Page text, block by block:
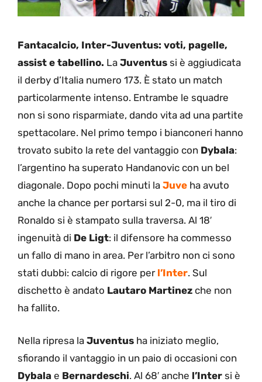
Fantacalcio, Inter-Juventus: voti, pagelle,
assist e tabellino. La Juventus si è aggiudicata
il derby d’Italia numero 173. È stato un match
particolarmente intenso. Entrambe le squadre
non si sono risparmiate, dando vita ad una partite
spettacolare. Nel primo tempo i bianconeri hanno
trovato subito la rete del vantaggio con Dybala:
l’argentino ha superato Handanovic con un bel
diagonale. Dopo pochi minuti la Juve ha avuto
anche la chance per portarsi sul 2-0, ma il tiro di
Ronaldo si è stampato sulla traversa. Al 18′
ingenuità di De Ligt: il difensore ha commesso
un fallo di mano in area. Per l’arbitro non ci sono
stati dubbi: calcio di rigore per l’Inter. Sul
dischetto è andato Lautaro Martinez che non
ha fallito.
Nella ripresa la Juventus ha iniziato meglio,
sfiorando il vantaggio in un paio di occasioni con
Dybala e Bernardeschi. Al 68′ anche l’Inter si è